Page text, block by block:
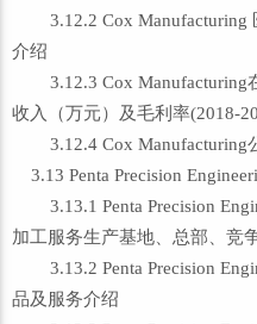
3.12.2 Cox Manufacturing
介绍
3.12.3 Cox Manufacturing
收入（万元）及毛利率(2018-
3.12.4 Cox Manufacturing
3.13 Penta Precision
3.13.1 Penta Precision
加工服务生产基地、总部、竞
3.13.2 Penta Precision
品及服务介绍